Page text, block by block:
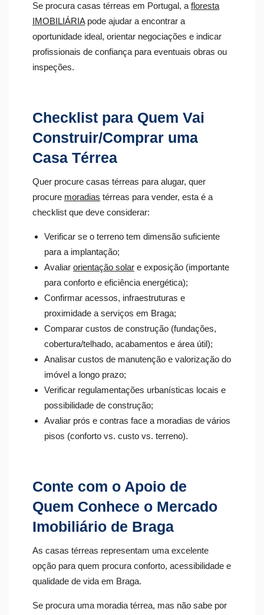
Se procura casas térreas em Portugal, a floresta
IMOBILIÁRIApode ajudar a encontrar a
oportunidade ideal, orientar negociações e indicar
profissionais de confiança para eventuais obras ou
inspeções.
Checklist para Quem Vai
Construir/Comprar uma
Casa Térrea
Quer procure casas térreas para alugar, quer
procure moradias térreas para vender, esta é a
checklist que deve considerar:
Verificar se o terreno tem dimensão suficiente
para a implantação;
Avaliar orientação solar e exposição (importante
para conforto e eficiência energética);
Confirmar acessos, infraestruturas e
proximidade a serviços em Braga;
Comparar custos de construção (fundações,
cobertura/telhado, acabamentos e área útil);
Analisar custos de manutenção e valorização do
imóvel a longo prazo;
Verificar regulamentações urbanísticas locais e
possibilidade de construção;
Avaliar prós e contras face a moradias de vários
pisos (conforto vs. custo vs. terreno).
Conte com o Apoio de
Quem Conhece o Mercado
Imobiliário de Braga
As casas térreas representam uma excelente
opção para quem procura conforto, acessibilidade e
qualidade de vida em Braga.
Se procura uma moradia térrea, mas não sabe por